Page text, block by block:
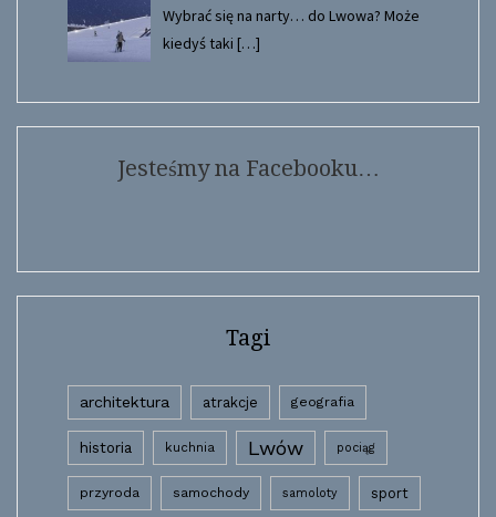
Wybrać się na narty… do Lwowa? Może
kiedyś taki […]
Jesteśmy na Facebooku…
Tagi
architektura atrakcje geografia
historia kuchnia Lwów pociąg
przyroda samochody samoloty sport